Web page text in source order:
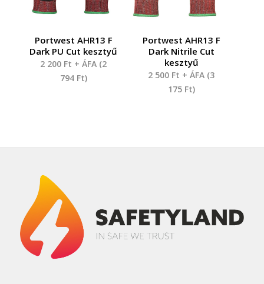
Portwest AHR13 F
Dark PU Cut kesztyű
2 200 Ft + ÁFA (2
794 Ft)
Portwest AHR13 F
Dark Nitrile Cut
kesztyű
2 500 Ft + ÁFA (3
175 Ft)